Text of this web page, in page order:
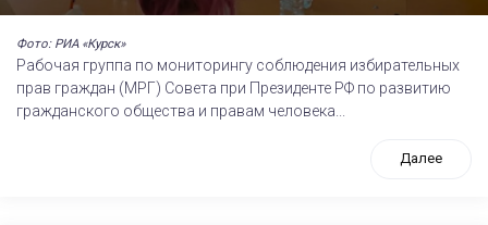
Фото: РИА «Курск»
Рабочая группа по мониторингу соблюдения избирательных
прав граждан (МРГ) Совета при Президенте РФ по развитию
гражданского общества и правам человека...
Далее